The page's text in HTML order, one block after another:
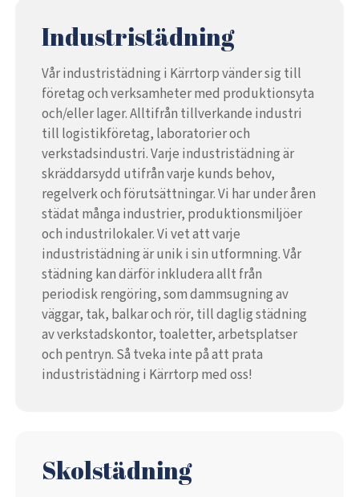
Industristädning
Vår industristädning i Kärrtorp vänder sig till
företag och verksamheter med produktionsyta
och/eller lager. Alltifrån tillverkande industri
till logistikföretag, laboratorier och
verkstadsindustri. Varje industristädning är
skräddarsydd utifrån varje kunds behov,
regelverk och förutsättningar. Vi har under åren
städat många industrier, produktionsmiljöer
och industrilokaler. Vi vet att varje
industristädning är unik i sin utformning. Vår
städning kan därför inkludera allt från
periodisk rengöring, som dammsugning av
väggar, tak, balkar och rör, till daglig städning
av verkstadskontor, toaletter, arbetsplatser
och pentryn. Så tveka inte på att prata
industristädning i Kärrtorp med oss!
Skolstädning